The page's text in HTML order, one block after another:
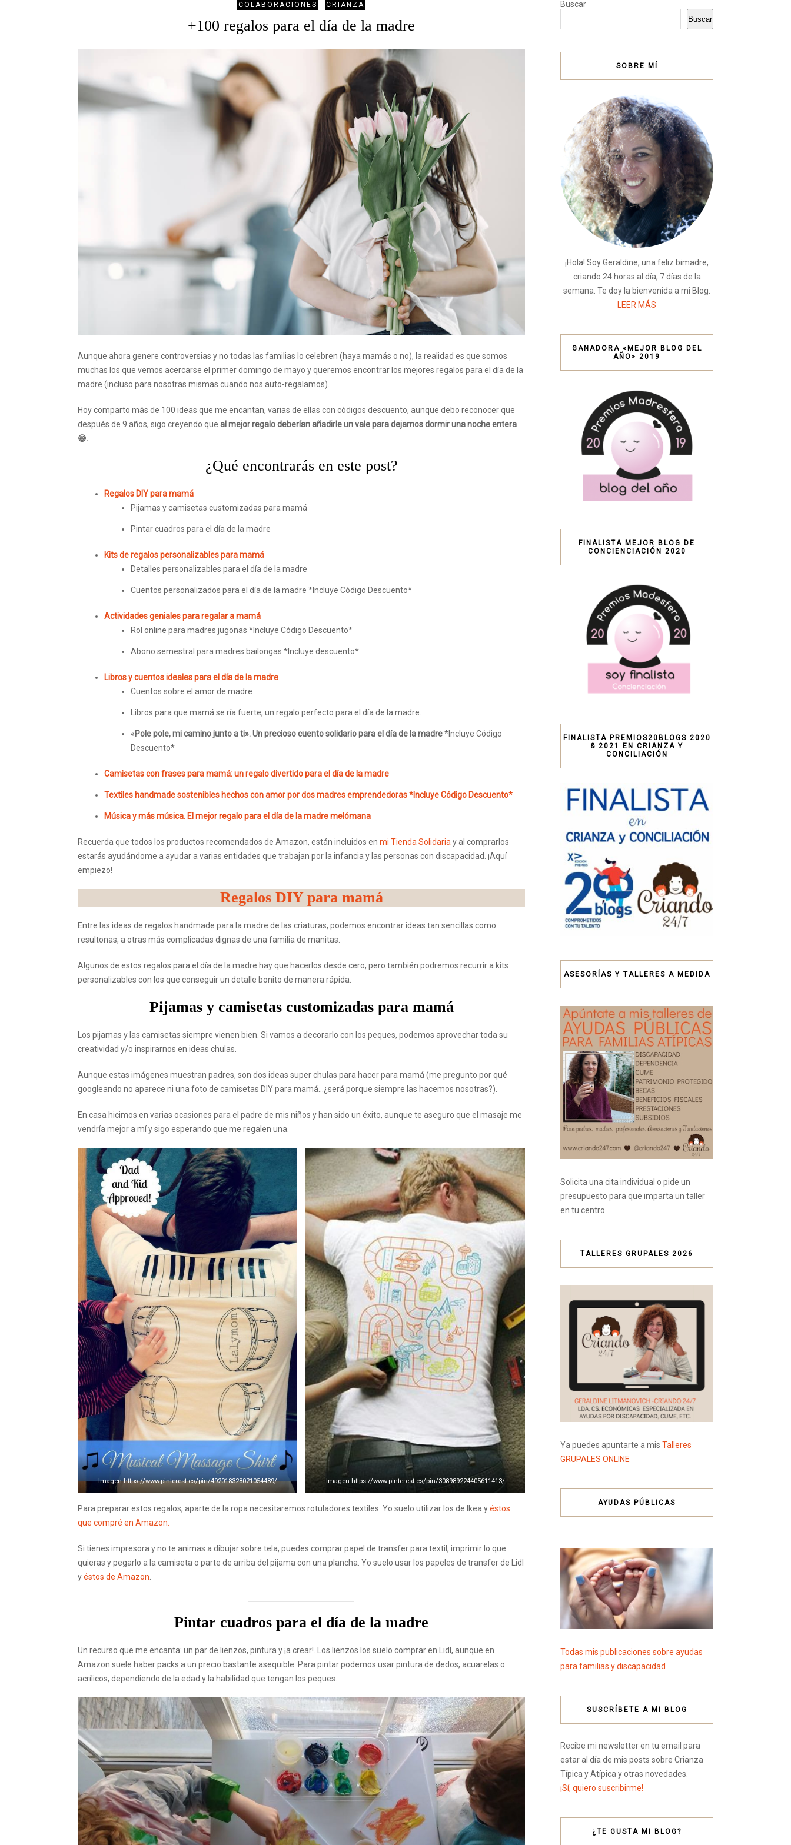
COLABORACIONES CRIANZA
+100 regalos para el día de la madre
Aunque ahora genere controversias y no todas las familias lo celebren (haya mamás o no), la realidad es que somos
muchas los que vemos acercarse el primer domingo de mayo y queremos encontrar los mejores regalos para el día de la
madre (incluso para nosotras mismas cuando nos auto-regalamos).
Hoy comparto más de 100 ideas que me encantan, varias de ellas con códigos descuento, aunque debo reconocer que
después de 9 años, sigo creyendo que al mejor regalo deberían añadirle un vale para dejarnos dormir una noche entera
😅.
¿Qué encontrarás en este post?
Regalos DIY para mamá
Pijamas y camisetas customizadas para mamá
Pintar cuadros para el día de la madre
Kits de regalos personalizables para mamá
Detalles personalizables para el día de la madre
Cuentos personalizados para el día de la madre *Incluye Código Descuento*
Actividades geniales para regalar a mamá
Rol online para madres jugonas *Incluye Código Descuento*
Abono semestral para madres bailongas *Incluye descuento*
Libros y cuentos ideales para el día de la madre
Cuentos sobre el amor de madre
Libros para que mamá se ría fuerte, un regalo perfecto para el día de la madre.
«Pole pole, mi camino junto a ti». Un precioso cuento solidario para el día de la madre*Incluye Código
Descuento*
Camisetas con frases para mamá: un regalo divertido para el día de la madre
Textiles handmade sostenibles hechos con amor por dos madres emprendedoras *Incluye Código Descuento*
Música y más música. El mejor regalo para el día de la madre melómana
Recuerda que todos los productos recomendados de Amazon, están incluidos en mi Tienda Solidariay al comprarlos
estarás ayudándome a ayudar a varias entidades que trabajan por la infancia y las personas con discapacidad. ¡Aquí
empiezo!
Regalos DIY para mamá
Entre las ideas de regalos handmade para la madre de las criaturas, podemos encontrar ideas tan sencillas como
resultonas, a otras más complicadas dignas de una familia de manitas.
Algunos de estos regalos para el día de la madre hay que hacerlos desde cero, pero también podremos recurrir a kits
personalizables con los que conseguir un detalle bonito de manera rápida.
Pijamas y camisetas customizadas para mamá
Los pijamas y las camisetas siempre vienen bien. Si vamos a decorarlo con los peques, podemos aprovechar toda su
creatividad y/o inspirarnos en ideas chulas.
Aunque estas imágenes muestran padres, son dos ideas super chulas para hacer para mamá (me pregunto por qué
googleando no aparece ni una foto de camisetas DIY para mamá…¿será porque siempre las hacemos nosotras?).
En casa hicimos en varias ocasiones para el padre de mis niños y han sido un éxito, aunque te aseguro que el masaje me
vendría mejor a mí y sigo esperando que me regalen una.
Imagen:https://www.pinterest.es/pin/492018328021054489/ Imagen:https://www.pinterest.es/pin/308989224405611413/
Para preparar estos regalos, aparte de la ropa necesitaremos rotuladores textiles. Yo suelo utilizar los de Ikea yéstos
que compré en Amazon.
Si tienes impresora y no te animas a dibujar sobre tela, puedes comprar papel de transfer para textil, imprimir lo que
quieras y pegarlo a la camiseta o parte de arriba del pijama con una plancha. Yo suelo usar los papeles de transfer de Lidl
yéstos de Amazon
Pintar cuadros para el día de la madre
Un recurso que me encanta: un par de lienzos, pintura y ¡a crear!. Los lienzos los suelo comprar en Lidl, aunque en
Amazon suele haber packs a un precio bastante asequible. Para pintar podemos usar pintura de dedos, acuarelas o
acrílicos, dependiendo de la edad y la habilidad que tengan los peques.
Buscar
Buscar
SOBRE MÍ
¡Hola! Soy Geraldine, una feliz bimadre,
criando 24 horas al día, 7 días de la
semana. Te doy la bienvenida a mi Blog.
LEER MÁS
GANADORA «MEJOR BLOG DEL
AÑO» 2019
FINALISTA MEJOR BLOG DE
CONCIENCIACIÓN 2020
FINALISTA PREMIOS20BLOGS 2020
& 2021 EN CRIANZA Y
CONCILIACIÓN
ASESORÍAS Y TALLERES A MEDIDA
Solicita una cita individual o pide un
presupuesto para que imparta un taller
en tu centro.
TALLERES GRUPALES 2026
Ya puedes apuntarte a mis Talleres
GRUPALES ONLINE
AYUDAS PÚBLICAS
Todas mis publicaciones sobre ayudas
para familias y discapacidad
SUSCRÍBETE A MI BLOG
Recibe mi newsletter en tu email para
estar al día de mis posts sobre Crianza
Típica y Atípica y otras novedades.
¡Sí, quiero suscribirme!
¿TE GUSTA MI BLOG?